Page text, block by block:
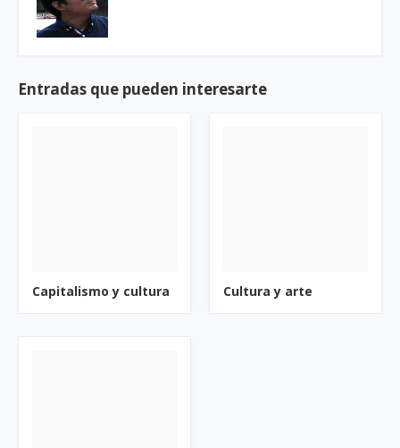
Entradas que pueden interesarte
Capitalismo y cultura Cultura y arte